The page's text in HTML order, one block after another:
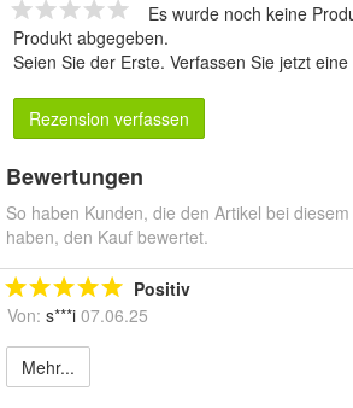
Es wurde noch keine
Produkt abgegeben.
Seien Sie der Erste. Verfassen Sie jetzt
Rezension verfassen
Bewertungen
So haben Kunden, die den Artikel bei
haben, den Kauf bewertet.
Positiv
Von: s***i 07.06.25
Mehr...